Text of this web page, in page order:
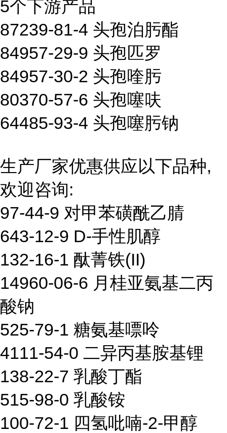
5个下游产品
87239-81-4 头孢泊肟酯
84957-29-9 头孢匹罗
84957-30-2 头孢喹肟
80370-57-6 头孢噻呋
64485-93-4 头孢噻肟钠
生产厂家优惠供应以下品种,
欢迎咨询:
97-44-9 对甲苯磺酰乙腈
643-12-9 D-手性肌醇
132-16-1 酞菁铁(II)
14960-06-6 月桂亚氨基二丙
酸钠
525-79-1 糖氨基嘌呤
4111-54-0 二异丙基胺基锂
138-22-7 乳酸丁酯
515-98-0 乳酸铵
100-72-1 四氢吡喃-2-甲醇